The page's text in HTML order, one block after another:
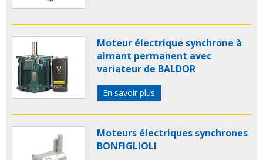
Moteur électrique synchrone à
aimant permanent avec
variateur de BALDOR
En savoir plus
Moteurs électriques synchrones
BONFIGLIOLI